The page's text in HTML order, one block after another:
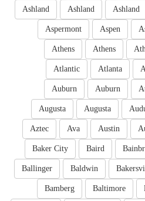
Ashland
Ashland
Ashland
Aspen
Aspermont
Athens
Athens
Atlanta
Atlantic
Auburn
Auburn
Augusta
Augusta
Austin
Ava
Aztec
Baird
Baker City
Baldwin
Ballinger
Baltimore
Bamberg